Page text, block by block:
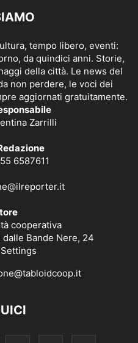
tempo libero, eventi:
da quindici anni. Storie,
della città. Le news del
non perdere, le voci dei
aggiornati gratuitamente.
Zarrilli
6587611
cooperativa
Bande Nere, 24